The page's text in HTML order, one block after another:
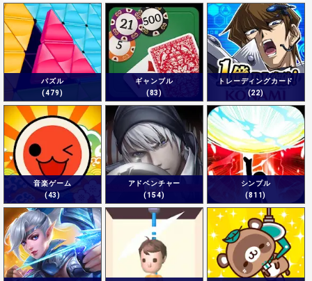
パズル
(479)
ギャンブル
(83)
トレーディングカード
(22)
音楽ゲーム
(43)
アドベンチャー
(154)
シンプル
(811)